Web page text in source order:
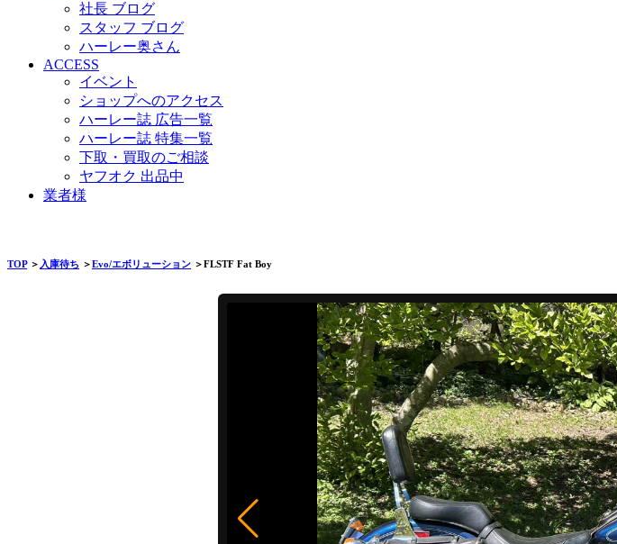
社長 ブログ
スタッフ ブログ
ハーレー奥さん
ACCESS
イベント
ショップへのアクセス
ハーレー誌 広告一覧
ハーレー誌 特集一覧
下取・買取のご相談
ヤフオク 出品中
業者様
TOP＞ 入庫待ち ＞Evo/エボリューション ＞FLSTF Fat Boy